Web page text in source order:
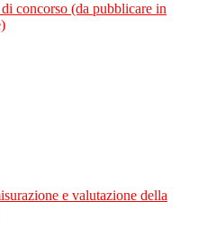
concorso (da pubblicare in
e valutazione della